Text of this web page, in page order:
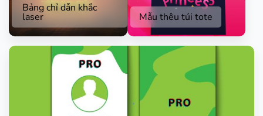
Bảng chỉ dẫn khắc
laser Mẫu thêu túi tote